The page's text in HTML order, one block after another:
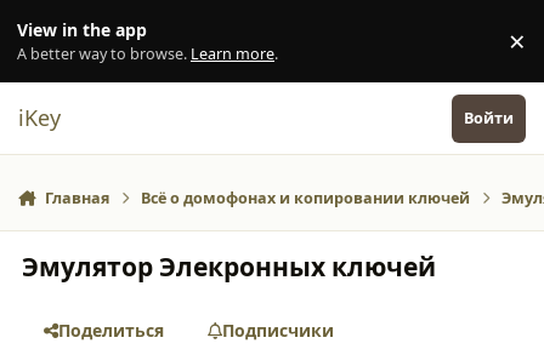
View in the app
A better way to browse. Learn more. ×
iKey Войти
Главная Всё о домофонах и копировании ключей
Эмулятор Элекронных ключей
Поделиться
Подписчики